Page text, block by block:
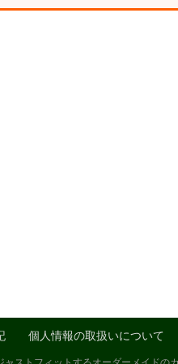
個人情報の取扱いについて